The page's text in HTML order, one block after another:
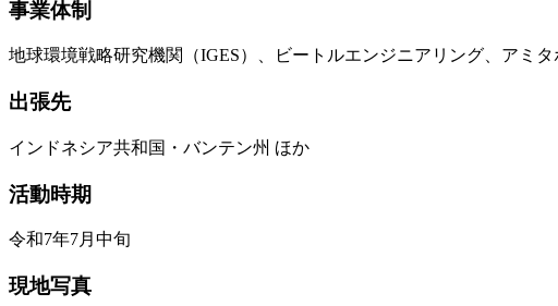
事業体制
地球環境戦略研究機関（IGES）、ビートルエンジニアリング、アミ
出張先
インドネシア共和国・バンテン州 ほか
活動時期
令和7年7月中旬
現地写真